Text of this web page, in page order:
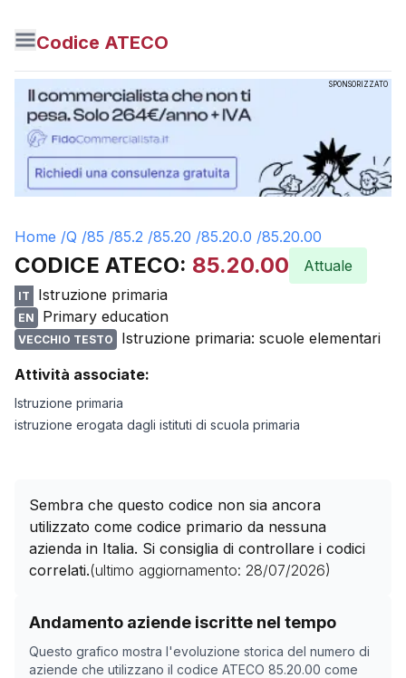
Codice ATECO
SPONSORIZZATO
Home /Q /85 /85.2 /85.20 /85.20.0 /85.20.00
CODICE ATECO: 85.20.00 Attuale
IT Istruzione primaria
EN Primary education
VECCHIO TESTO
Istruzione primaria: scuole elementari
Attività associate:
Istruzione primaria
istruzione erogata dagli istituti di scuola primaria
Sembra che questo codice non sia ancora
utilizzato come codice primario da nessuna
azienda in Italia. Si consiglia di controllare i codici
correlati.(ultimo aggiornamento: 28/07/2026)
Andamento aziende iscritte nel tempo
Questo grafico mostra l'evoluzione storica del numero di
aziende che utilizzano il codice ATECO 85.20.00 come
Storico numero di aziende con codice ATECO
Data rilevazione
17/04/2025
0